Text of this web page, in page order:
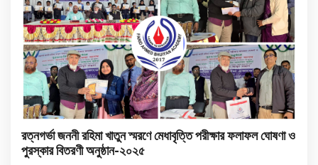
রত্নগর্ভা জননী রহিমা খাতুন স্মরণে মেধাবৃত্তি পরীক্ষার ফলাফল ঘোষণা ও
পুরস্কার বিতরণী অনুষ্ঠান-২০২৫